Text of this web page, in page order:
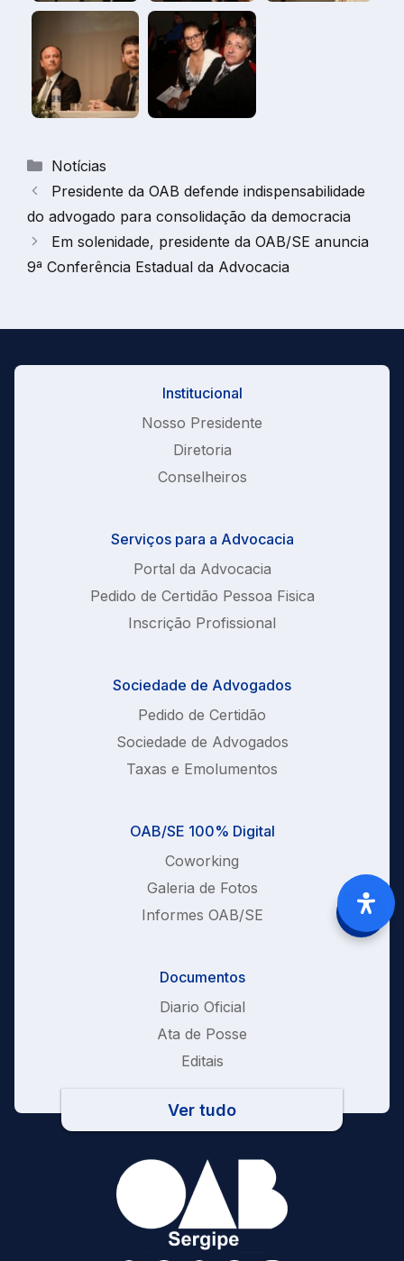
Categorias
Notícias
Presidente da OAB defende indispensabilidade
do advogado para consolidação da democracia
Em solenidade, presidente da OAB/SE anuncia
9ª Conferência Estadual da Advocacia
Institucional
Nosso Presidente
Diretoria
Conselheiros
Serviços para a Advocacia
Portal da Advocacia
Pedido de Certidão Pessoa Fisica
Inscrição Profissional
Sociedade de Advogados
Pedido de Certidão
Sociedade de Advogados
Taxas e Emolumentos
OAB/SE 100% Digital
Coworking
Galeria de Fotos
Informes OAB/SE
Documentos
Diario Oficial
Ata de Posse
Editais
Ver tudo